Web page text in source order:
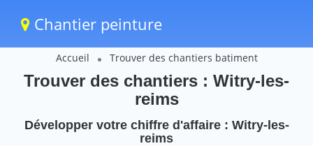
Chantier peinture
Accueil Trouver des chantiers batiment
Trouver des chantiers : Witry-les-
reims
Développer votre chiffre d'affaire : Witry-les-
reims